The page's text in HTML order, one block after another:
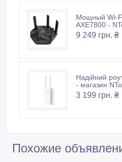
Мощный Wi-
AXE7800 -
9 249 грн. ₴
Надійний
- магазин
3 199 грн. ₴
Похожие